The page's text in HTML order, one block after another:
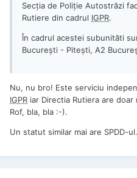
Secția de Poliție Autostrăzi
Rutiere din cadrul IGPR.
În cadrul acestei subunităti
București - Pitești, A2
Nu, nu bro! Este serviciu
IGPR iar Directia Rutiera are
Rof, bla, bla :-).
Un statut similar mai are SPDD-ul.